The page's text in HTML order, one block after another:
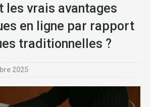
les vrais avantages
en ligne par rapport
traditionnelles ?
2025